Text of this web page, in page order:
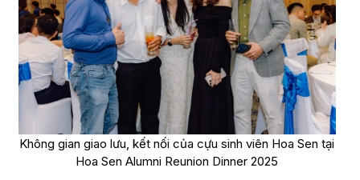
Không gian giao lưu, kết nối của cựu sinh viên Hoa Sen tại
Hoa Sen Alumni Reunion Dinner 2025